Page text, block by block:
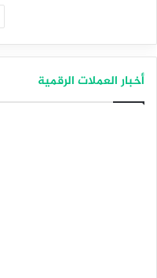
أخبار العملات الرقمية